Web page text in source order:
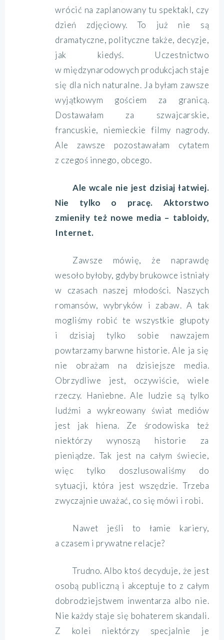
wrócić na zaplanowany tu spektakl, czy
dzień zdjęciowy. To już nie są
dramatyczne, polityczne także, decyzje,
jak kiedyś. Uczestnictwo
w międzynarodowych produkcjach staje
się dla nich naturalne. Ja byłam zawsze
wyjątkowym gościem za granicą.
Dostawałam za szwajcarskie,
francuskie, niemieckie filmy nagrody.
Ale zawsze pozostawałam cytatem
z czegoś innego, obcego.
Ale wcale nie jest dzisiaj łatwiej.
Nie tylko o pracę. Aktorstwo
zmieniły też nowe media – tabloidy,
Internet.
Zawsze mówię, że naprawdę
wesoło byłoby, gdyby brukowce istniały
w czasach naszej młodości. Naszych
romansów, wybryków i zabaw. A tak
mogliśmy robić te wszystkie głupoty
i dzisiaj tylko sobie nawzajem
powtarzamy barwne historie. Ale ja się
nie obrażam na dzisiejsze media.
Obrzydliwe jest, oczywiście, wiele
rzeczy. Haniebne. Ale ludzie są tylko
ludźmi a wykreowany świat mediów
jest jak hiena. Ze środowiska też
niektórzy wynoszą historie za
pieniądze. Tak jest na całym świecie,
więc tylko doszlusowaliśmy do
sytuacji, która jest wszędzie. Trzeba
zwyczajnie uważać, co się mówi i robi.
Nawet jeśli to łamie kariery,
a czasem i prywatne relacje?
Trudno. Albo ktoś decyduje, że jest
osobą publiczną i akceptuje to z całym
dobrodziejstwem inwentarza albo nie.
Nie każdy staje się bohaterem skandali.
Z kolei niektórzy specjalnie je